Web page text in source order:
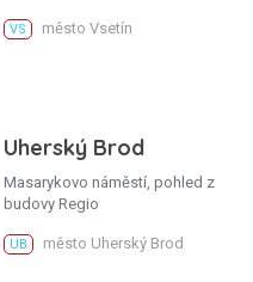
VS město Vsetín
Uherský Brod
Masarykovo náměstí, pohled z
budovy Regio
UB město Uherský Brod